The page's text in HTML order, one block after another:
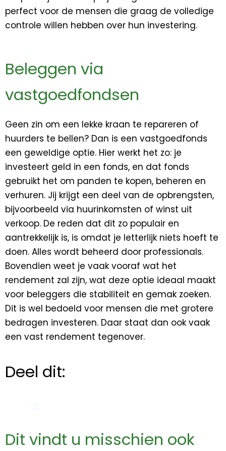
perfect voor de mensen die graag de volledige
controle willen hebben over hun investering.
Beleggen via
vastgoedfondsen
Geen zin om een lekke kraan te repareren of
huurders te bellen? Dan is een vastgoedfonds
een geweldige optie. Hier werkt het zo: je
investeert geld in een fonds, en dat fonds
gebruikt het om panden te kopen, beheren en
verhuren. Jij krijgt een deel van de opbrengsten,
bijvoorbeeld via huurinkomsten of winst uit
verkoop. De reden dat dit zo populair en
aantrekkelijk is, is omdat je letterlijk niets hoeft te
doen. Alles wordt beheerd door professionals.
Bovendien weet je vaak vooraf wat het
rendement zal zijn, wat deze optie ideaal maakt
voor beleggers die stabiliteit en gemak zoeken.
Dit is wel bedoeld voor mensen die met grotere
bedragen investeren. Daar staat dan ook vaak
een vast rendement tegenover.
Deel dit:
Dit vindt u misschien ook